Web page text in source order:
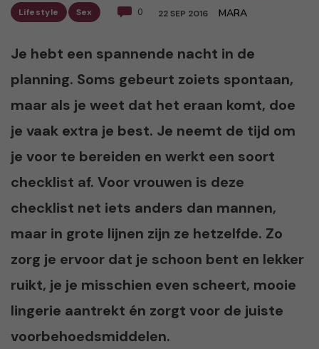
Lifestyle Sex 0 22 SEP 2016 MARA
Je hebt een spannende nacht in de
planning. Soms gebeurt zoiets spontaan,
maar als je weet dat het eraan komt, doe
je vaak extra je best. Je neemt de tijd om
je voor te bereiden en werkt een soort
checklist af. Voor vrouwen is deze
checklist net iets anders dan mannen,
maar in grote lijnen zijn ze hetzelfde. Zo
zorg je ervoor dat je schoon bent en lekker
ruikt, je je misschien even scheert, mooie
lingerie aantrekt én zorgt voor de juiste
voorbehoedsmiddelen.